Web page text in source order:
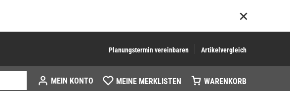
Planungstermin vereinbaren Artikelvergleich
MEIN KONTO MEINE MERKLISTEN WARENKORB